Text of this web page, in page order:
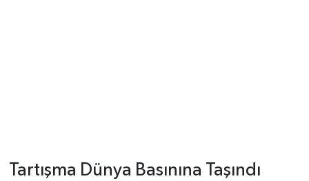
Tartışma Dünya Basınına Taşındı